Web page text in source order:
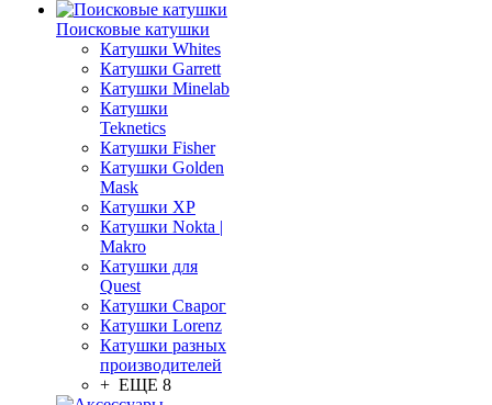
Поисковые катушки
Катушки Whites
Катушки Garrett
Катушки Minelab
Катушки
Teknetics
Катушки Fisher
Катушки Golden
Mask
Катушки XP
Катушки Nokta |
Makro
Катушки для
Quest
Катушки Сварог
Катушки Lorenz
Катушки разных
производителей
+ ЕЩЕ 8